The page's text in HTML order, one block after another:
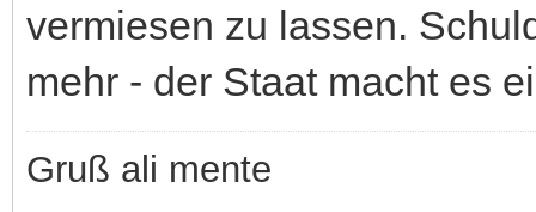
vermiesen zu lassen.
mehr - der Staat macht es
Gruß ali mente